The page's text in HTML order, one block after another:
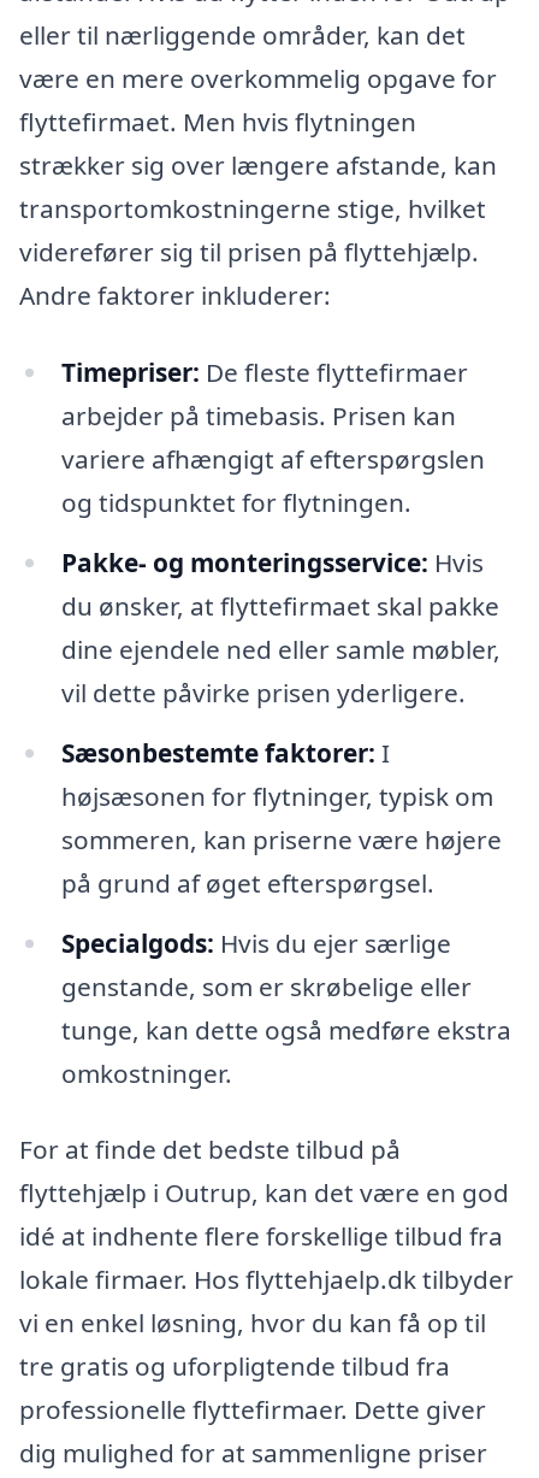
eller til nærliggende områder, kan det
være en mere overkommelig opgave for
flyttefirmaet. Men hvis flytningen
strækker sig over længere afstande, kan
transportomkostningerne stige, hvilket
viderefører sig til prisen på flyttehjælp.
Andre faktorer inkluderer:
Timepriser: De fleste flyttefirmaer
arbejder på timebasis. Prisen kan
variere afhængigt af efterspørgslen
og tidspunktet for flytningen.
Pakke- og monteringsservice: Hvis
du ønsker, at flyttefirmaet skal pakke
dine ejendele ned eller samle møbler,
vil dette påvirke prisen yderligere.
Sæsonbestemte faktorer: I
højsæsonen for flytninger, typisk om
sommeren, kan priserne være højere
på grund af øget efterspørgsel.
Specialgods: Hvis du ejer særlige
genstande, som er skrøbelige eller
tunge, kan dette også medføre ekstra
omkostninger.
For at finde det bedste tilbud på
flyttehjælp i Outrup, kan det være en god
idé at indhente flere forskellige tilbud fra
lokale firmaer. Hos flyttehjaelp.dk tilbyder
vi en enkel løsning, hvor du kan få op til
tre gratis og uforpligtende tilbud fra
professionelle flyttefirmaer. Dette giver
dig mulighed for at sammenligne priser